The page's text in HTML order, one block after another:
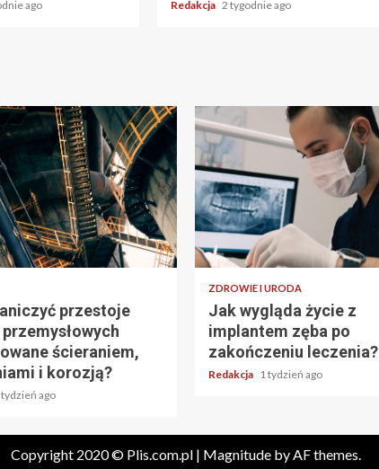
ago Redakcja 2 tygodnie ago
przestoje
ścieraniem,
i korozją?
tydzień ago
ZDROWIE I URODA
Jak wygląda życie z
implantem zęba po
zakończeniu leczenia?
Redakcja 1 tydzień ago
Copyright 2020 © Plis.com.pl | Magnitude by AF themes.